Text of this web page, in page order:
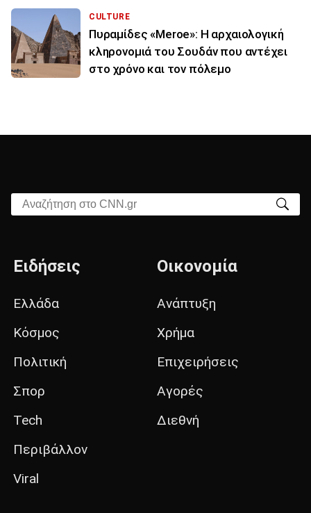
CULTURE
Πυραμίδες «Meroe»: Η αρχαιολογική
κληρονομιά του Σουδάν που αντέχει
στο χρόνο και τον πόλεμο
Αναζήτηση στο CNN.gr
Ειδήσεις
Ελλάδα
Κόσμος
Πολιτική
Σπορ
Tech
Περιβάλλον
Viral
Οικονομία
Ανάπτυξη
Χρήμα
Επιχειρήσεις
Αγορές
Διεθνή